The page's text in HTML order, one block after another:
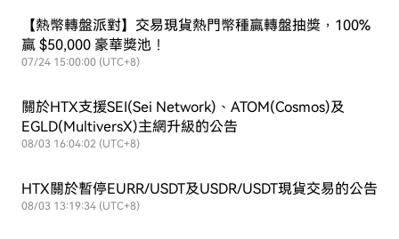
【熱幣轉盤派對】交易現貨熱門幣種贏轉盤抽獎，100%
贏 $50,000 豪華獎池！
07/24 15:00:00 (UTC+8)
關於HTX支援SEI(Sei Network)、ATOM(Cosmos)及
EGLD(MultiversX)主網升級的公告
08/03 16:04:02 (UTC+8)
HTX關於暫停EURR/USDT及USDR/USDT現貨交易的公告
08/03 13:19:34 (UTC+8)